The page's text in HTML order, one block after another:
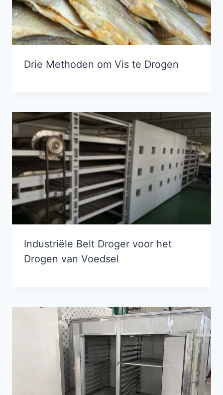
Drie Methoden om Vis te Drogen
Industriële Belt Droger voor het
Drogen van Voedsel